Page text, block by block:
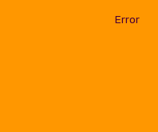
Error